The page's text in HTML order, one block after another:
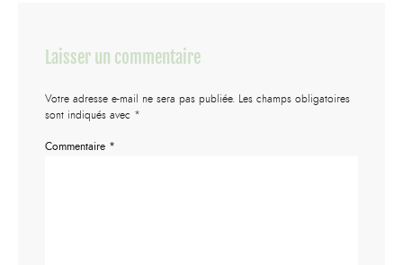
Laisser un commentaire
Votre adresse e-mail ne sera pas publiée. Les champs obligatoires
sont indiqués avec *
Commentaire *